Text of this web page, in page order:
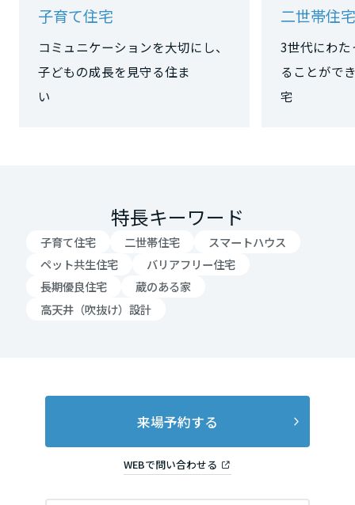
子育て住宅
コミュニケーションを大切にし、
子どもの成長を見守る住ま
い
二世帯住宅
3世代にわ
ることがで
宅
特長キーワード
子育て住宅 二世帯住宅
スマートハウス
ペット共生住宅
バリアフリー住宅
長期優良住宅
蔵のある家
高天井（吹抜け）設計
来場予約する
WEBで問い合わせる
兵庫県
中国・四国エリア
鳥取県